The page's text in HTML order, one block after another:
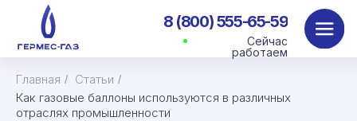
8 (800) 555-65-59
Сейчас
работаем
Главная / Статьи /
Как газовые баллоны используются в различных
отраслях промышленности